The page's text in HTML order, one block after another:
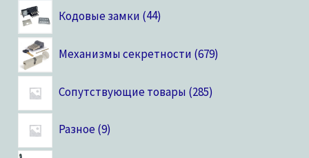
Кодовые замки 44
Механизмы секретности 679
Сопутствующие товары 285
Разное 9